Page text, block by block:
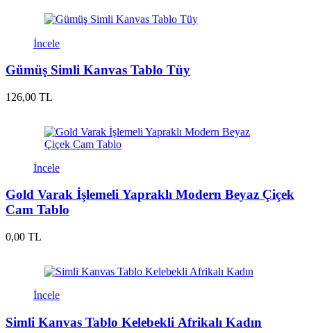
İncele
Gümüş Simli Kanvas Tablo Tüy
126,00 TL
İncele
Gold Varak İşlemeli Yapraklı Modern Beyaz Çiçek
Cam Tablo
0,00 TL
İncele
Simli Kanvas Tablo Kelebekli Afrikalı Kadın